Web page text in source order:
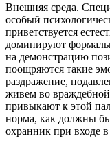
Внешняя среда.
особый
приветствуется
доминируют
на демонстрацию
поощряются такие
раздражение,
живем во
привыкают к этой
норма, как должны
охранник при входе